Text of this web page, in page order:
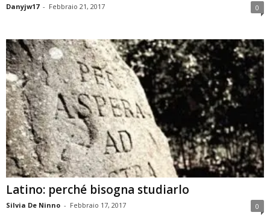
Danyjw17 - Febbraio 21, 2017 0
Latino: perché bisogna studiarlo
Silvia De Ninno - Febbraio 17, 2017 0